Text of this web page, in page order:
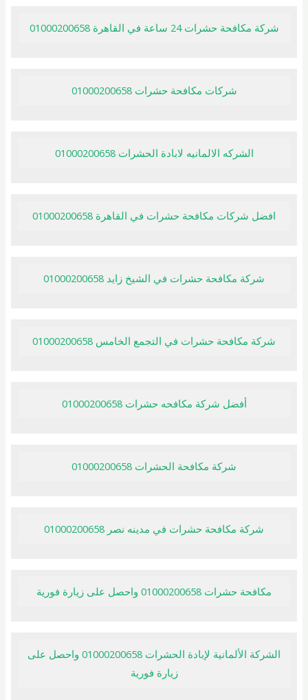
شركة مكافحة حشرات 24 ساعة في القاهرة 01000200658
شركات مكافحة حشرات 01000200658
الشركه الالمانيه لابادة الحشرات 01000200658
افضل شركات مكافحة حشرات في القاهرة 01000200658
شركة مكافحة حشرات في الشيخ زايد 01000200658
شركة مكافحة حشرات في التجمع الخامس 01000200658
أفضل شركة مكافحه حشرات 01000200658
شركة مكافحة الحشرات 01000200658
شركة مكافحة حشرات في مدينه نصر 01000200658
مكافحة حشرات 01000200658 واحصل على زيارة فورية
الشركة الألمانية لإبادة الحشرات 01000200658 واحصل على
زيارة فورية